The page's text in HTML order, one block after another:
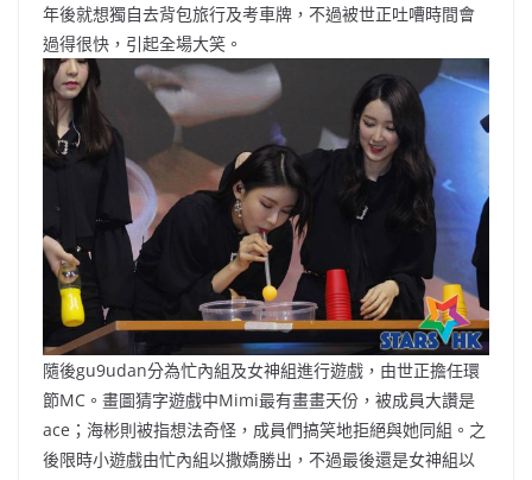
年後就想獨自去背包旅行及考車牌，不過被世正吐嘈時間會
過得很快，引起全場大笑。
隨後gu9udan分為忙內組及女神組進行遊戲，由世正擔任環
節MC。畫圖猜字遊戲中Mimi最有畫畫天份，被成員大讚是
ace；海彬則被指想法奇怪，成員們搞笑地拒絕與她同組。之
後限時小遊戲由忙內組以撒嬌勝出，不過最後還是女神組以